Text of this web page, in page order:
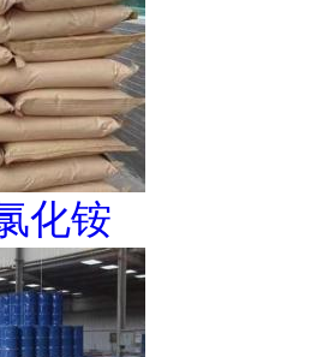
化铵